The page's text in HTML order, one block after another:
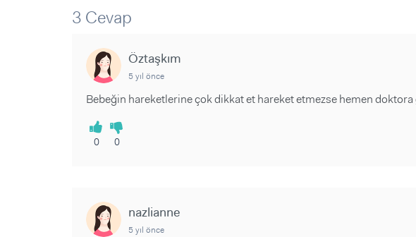
Makaleler
3 Cevap
Öztaşkım
5 yıl önce
Bebeğin hareketlerine çok dikkat et hareket etmezse hemen
0 0
nazlianne
5 yıl önce